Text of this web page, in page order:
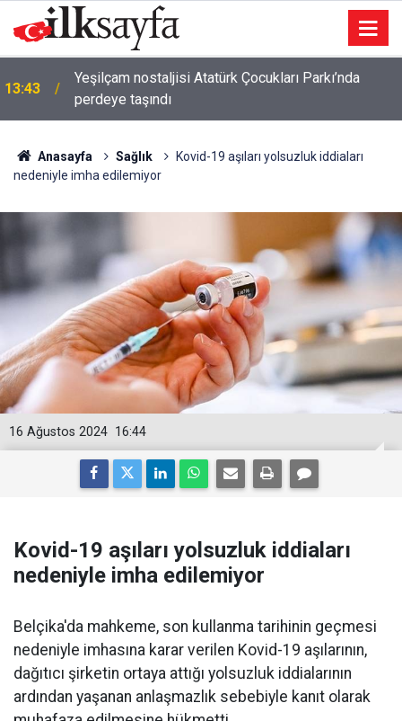
13:43
Yeşilçam nostaljisi Atatürk Çocukları Parkı’nda
perdeye taşındı
Anasayfa Sağlık
Kovid-19 aşıları yolsuzluk iddiaları
nedeniyle imha edilemiyor
16:44
16 Ağustos 2024
Kovid-19 aşıları yolsuzluk iddiaları
nedeniyle imha edilemiyor
Belçika'da mahkeme, son kullanma tarihinin geçmesi
nedeniyle imhasına karar verilen Kovid-19 aşılarının,
dağıtıcı şirketin ortaya attığı yolsuzluk iddialarının
ardından yaşanan anlaşmazlık sebebiyle kanıt olarak